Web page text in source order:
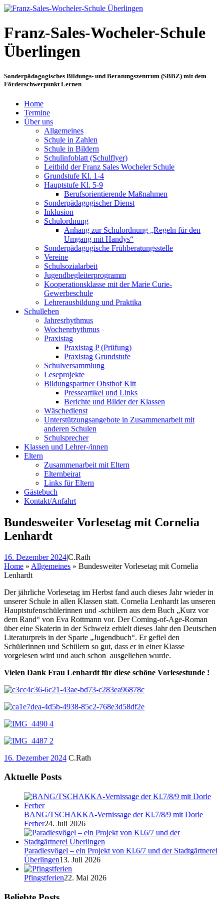
Franz-Sales-Wocheler-Schule
Überlingen
Sonderpädagogisches Bildungs- und Beratungszentrum (SBBZ) mit dem
Förderschwerpunkt Lernen
Home
Termine
Über uns
Allgemeines
Schule in Zahlen
Schule in Bildern
Schulinfoblatt (Schulflyer)
Leitbild der Franz Sales Wocheler Schule
Grundstufe Kl. 1-4
Hauptstufe Kl. 5-9
Berufsorientierende Maßnahmen
Sonderpädagogischer Dienst
Inklusion
Schulordnung
Anhang zur Schulordnung „Regeln für den
Umgang mit Handys“
Sonderpädagogische Frühberatungsstelle
Vereine
Schulsozialarbeit
Jugendbegleiterprogramm
Kooperationsklasse mit der Marie Curie-
Gewerbeschule
Lehrerausbildung und Praktika
Schulleben
Jahresrhythmus
Wochenrhythmus
Praxistag
Praxistag P (Prüfung)
Praxistag Grundstufe
Schulversammlung
Leseprojekte
Bildungspartner Obsthof Kitt
Presseartikel und Links
Berichte und Bilder der Klassen
Wäschedienst
Unterstützungsangebote in Zusammenarbeit mit
anderen Schulen
Schulsprecher
Klassen und Lehrer-/innen
Eltern
Zusammenarbeit mit Eltern
Elternbeirat
Links für Eltern
Gästebuch
Kontakt/Anfahrt
Bundesweiter Vorlesetag mit Cornelia
Lenhardt
16. Dezember 2024|C.Rath
Home » Allgemeines » Bundesweiter Vorlesetag mit Cornelia
Lenhardt
Der jährliche Vorlesetag im Herbst fand auch dieses Jahr wieder in
unserer Schule in allen Klassen statt. Cornelia Lenhardt las unseren
Hauptstufenschülerinnen und -schülern aus dem Buch „Kurz vor
dem Rand“ von Eva Rottmann vor. Der Coming-of-Age-Roman
über eine Skaterin in der Schweiz erhielt dieses Jahr den Deutschen
Literaturpreis in der Sparte „Jugendbuch“. Er gefiel den
Schülerinnen und Schülern so gut, dass er in einer Klasse
vorgelesen wird und auch schon ausgeliehen wurde.
Vielen Dank Frau Lenhardt für diese schöne Vorlesestunde !
16. Dezember 2024 C.Rath
Aktuelle Posts
BANG/TSCHAKKA-Vernissage der Kl.7/8/9 mit Dorle
Ferber24. Juli 2026
Paradiesvögel – ein Projekt von Kl.6/7 und der Stadtgärtnerei
Überlingen13. Juli 2026
Pfingstferien22. Mai 2026